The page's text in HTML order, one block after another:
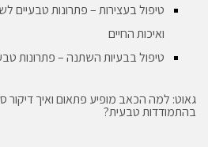
טיפול בעצירות – פתרונות טבעיים
ואיכות החיים
טיפול בבעיות השתנה – פתרונות
גאוט: למה הכאב מופיע פתאום ואיך דיקור
בהתמודדות טבעית?